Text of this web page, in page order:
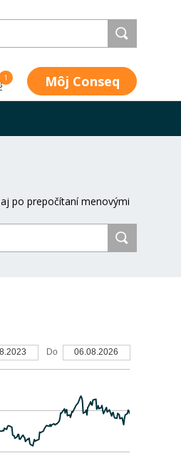
1 Môj Conseq
po prepočítaní menovými
Do 06.08.2026